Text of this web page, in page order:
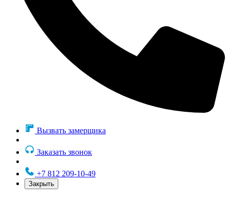
Вызвать замерщика
Заказать звонок
+7 812 209-10-49
Закрыть